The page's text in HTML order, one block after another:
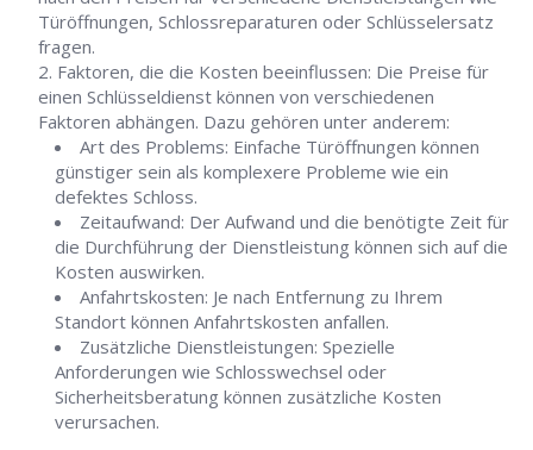
Türöffnungen, Schlossreparaturen oder Schlüsselersatz
fragen.
Faktoren, die die Kosten beeinflussen: Die Preise für
einen Schlüsseldienst können von verschiedenen
Faktoren abhängen. Dazu gehören unter anderem:
Art des Problems: Einfache Türöffnungen können
günstiger sein als komplexere Probleme wie ein
defektes Schloss.
Zeitaufwand: Der Aufwand und die benötigte Zeit für
die Durchführung der Dienstleistung können sich auf die
Kosten auswirken.
Anfahrtskosten: Je nach Entfernung zu Ihrem
Standort können Anfahrtskosten anfallen.
Zusätzliche Dienstleistungen: Spezielle
Anforderungen wie Schlosswechsel oder
Sicherheitsberatung können zusätzliche Kosten
verursachen.